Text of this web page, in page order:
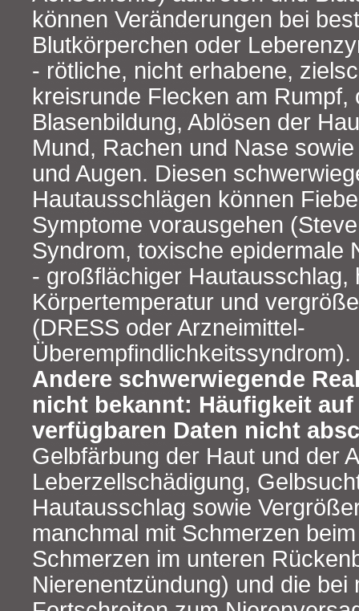
können Veränderungen bei
Blutkörperchen oder
- rötliche, nicht erhabene,
kreisrunde Flecken am Rumpf,
Blasenbildung, Ablösen der
Mund, Rachen und Nase
und Augen. Diesen
Hautausschlägen können
Symptome vorausgehen
Syndrom, toxische epidermale
- großflächiger Hautausschlag,
Körpertemperatur und
(DRESS oder Arzneimittel-
Überempfindlichkeitssyndrom).
Andere schwerwiegende
nicht bekannt: Häufigkeit
verfügbaren Daten nicht
Gelbfärbung der Haut und der
Leberzellschädigung,
Hautausschlag sowie
manchmal mit Schmerzen
Schmerzen im unteren
Nierenentzündung) und die bei